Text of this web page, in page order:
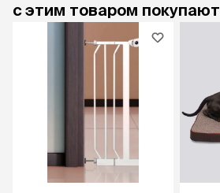
с этим товаром покупают